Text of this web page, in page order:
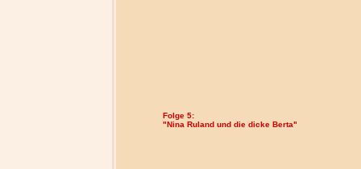
Folge 5:
"Nina Ruland und die dicke Berta"